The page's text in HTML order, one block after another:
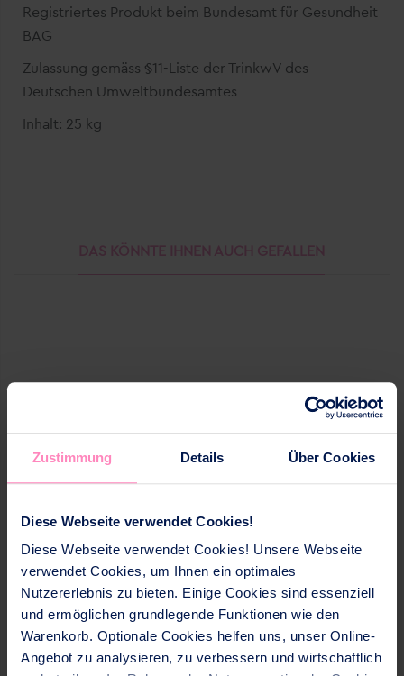
Zustimmung Details Über Cookies
Diese Webseite verwendet Cookies!
Diese Webseite verwendet Cookies! Unsere Webseite
verwendet Cookies, um Ihnen ein optimales
Nutzererlebnis zu bieten. Einige Cookies sind essenziell
und ermöglichen grundlegende Funktionen wie den
Warenkorb. Optionale Cookies helfen uns, unser Online-
Angebot zu analysieren, zu verbessern und wirtschaftlich
Registriertes Produkt beim Bundesamt für Gesundheit
BAG
Zulassung gemäss §11-Liste der TrinkwV des
Deutschen Umweltbundesamtes
Inhalt: 25 kg
DAS KÖNNTE IHNEN AUCH GEFALLEN